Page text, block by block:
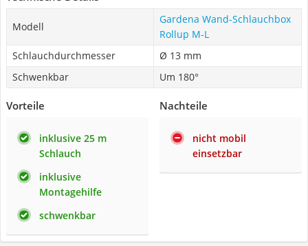
Modell
Gardena Wand-Schlauchbox
Rollup M-L
Schlauchdurchmesser
Ø 13 mm
Schwenkbar
Um 180°
Vorteile
inklusive 25 m
Schlauch
inklusive
Montagehilfe
schwenkbar
Nachteile
nicht mobil
einsetzbar